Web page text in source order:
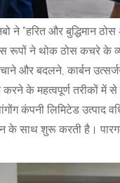
ने "हरित और बुद्धिमान
रूपों ने थोक ठोस कचरे के
और बदलने, कार्बन
करने के महत्वपूर्ण तरीकों में
कंपनी लिमिटेड उत्पाद
के साथ शुरू करती है।